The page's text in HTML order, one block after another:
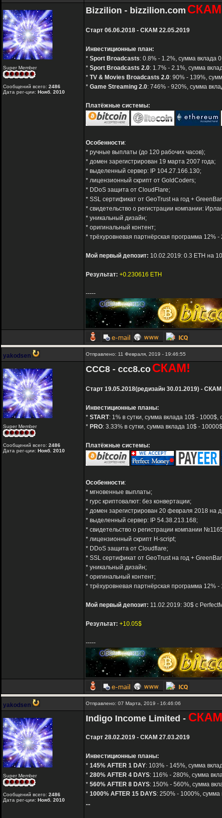
Super Member
Сообщений всего: 2486
Дата рег-ции: Нояб. 2010
Bizzilion - bizzilion.com
Старт 06.06.2018 - СКАМ 22.05.2019
Инвестиционные план:
* Sport Broadcasts: 0.8% - 1.2%, сумма вклада
* Sport Broadcasts 2.0: 1.7% - 2.1%, сумма
* TV & Movies Broadcasts 2.0: 90% - 139%,
* Game Streaming 2.0: 746% - 920%, сумма
Платёжные системы:
Особенности:
* ручные выплаты (до 120 рабочих часов);
* домен зарегистрирован 19 марта 2007 года;
* выделенный сервер: IP 104.27.166.130;
* лицензионный скрипт от GoldCoders;
* DDoS защита от CloudFlare;
* SSL сертификат от GeoTrust на год +
* свидетельство о регистрации компании:
* уникальный дизайн;
* оригинальный контент;
* трёхуровневая партнёрская программа 12% -
Мой первый депозит: 10.02.2019: 0.3 ETH на
Результат: +0.230616 ETH
-----
yakodsen Отправлено: 11 Февраля, 2019 - 19:46:55
Super Member
Сообщений всего: 2486
Дата рег-ции: Нояб. 2010
ССС8 - ccc8.co СКАМ!
Старт 19.05.2018(редизайн 30.01.2019) -
Инвестиционные планы:
* START: 1% в сутки, сумма вклада 10$ -
* PRO: 3.33% в сутки, сумма вклада 10$ -
Платёжные системы:
Особенности:
* мгновенные выплаты;
* rурс криптовалют: без конвертации;
* домен зарегистрирован 20 февраля 2018 на
* выделенный сервер: IP 54.38.213.168;
* свидетельство о регистрации компании
* лицензионный скрипт H-script;
* DDoS защита от Cloudflare;
* SSL сертификат от GeoTrust на год +
* уникальный дизайн;
* оригинальный контент;
* трёхуровневая партнёрская программа 12% -
Мой первый депозит: 11.02.2019: 30$ с
Результат: +10.05$
-----
yakodsen Отправлено: 07 Марта, 2019 - 16:46:06
Super Member
Сообщений всего: 2486
Дата рег-ции: Нояб. 2010
Indigo Income Limited -
Старт 28.02.2019 - СКАМ 27.03.2019
Инвестиционные планы:
* 145% AFTER 1 DAY: 103% - 145%, сумма
* 280% AFTER 4 DAYS: 116% - 280%, сумма
* 560% AFTER 8 DAYS: 150% - 560%, сумма
* 1000% AFTER 15 DAYS: 250% - 1000%, сумма
...